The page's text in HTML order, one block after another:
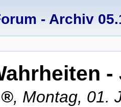
- Archiv
, Montag, 01.